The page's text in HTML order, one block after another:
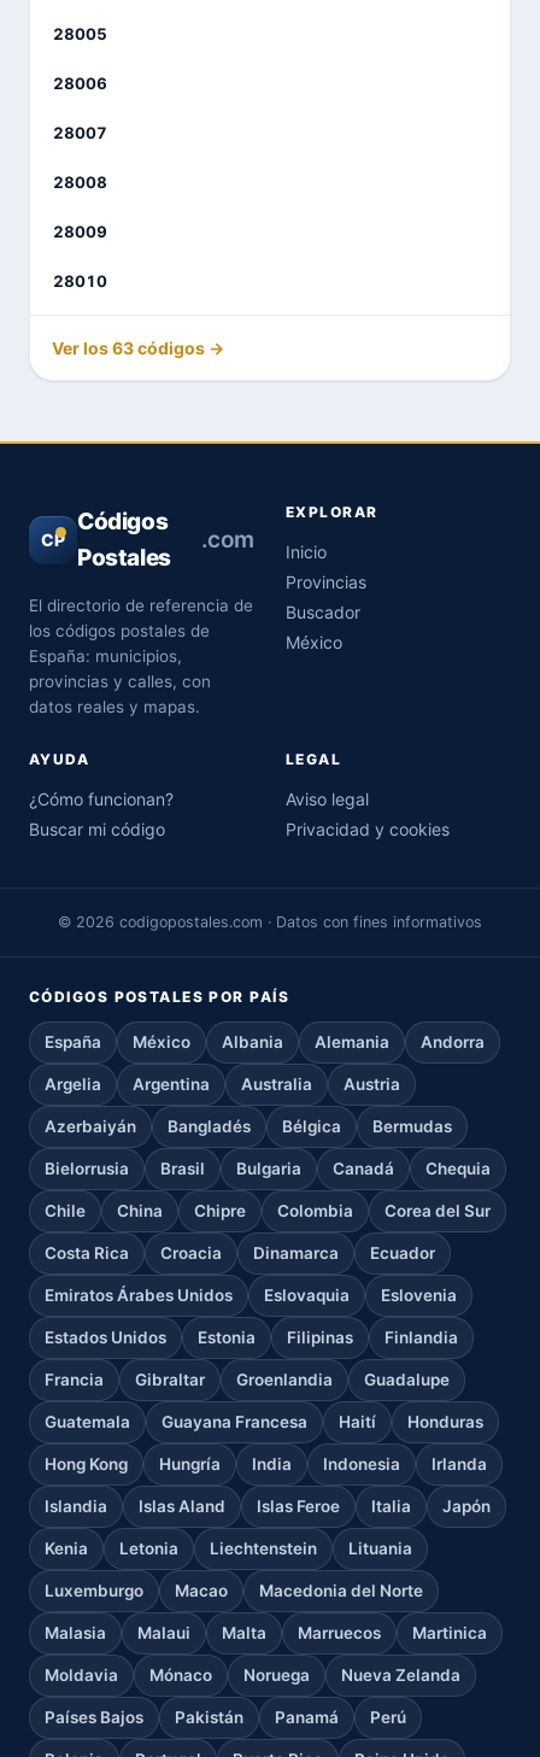
28005
28006
28007
28008
28009
28010
Ver los 63 códigos →
CP
Códigos
Postales
.com
El directorio de referencia de
los códigos postales de
España: municipios,
provincias y calles, con
datos reales y mapas.
EXPLORAR
Inicio
Provincias
Buscador
México
AYUDA
¿Cómo funcionan?
Buscar mi código
LEGAL
Aviso legal
Privacidad y cookies
© 2026 codigopostales.com · Datos con fines informativos
CÓDIGOS POSTALES POR PAÍS
España México Albania Alemania Andorra
Argelia Argentina Australia Austria
Azerbaiyán Bangladés Bélgica Bermudas
Bielorrusia Brasil Bulgaria Canadá Chequia
Chile China Chipre Colombia Corea del Sur
Costa Rica Croacia Dinamarca Ecuador
Emiratos Árabes Unidos Eslovaquia Eslovenia
Estados Unidos Estonia Filipinas Finlandia
Francia Gibraltar Groenlandia Guadalupe
Guatemala Guayana Francesa Haití Honduras
Hong Kong Hungría India Indonesia Irlanda
Islandia Islas Aland Islas Feroe Italia Japón
Kenia Letonia Liechtenstein Lituania
Luxemburgo Macao Macedonia del Norte
Malasia Malaui Malta Marruecos Martinica
Moldavia Mónaco Noruega Nueva Zelanda
Países Bajos Pakistán Panamá Perú